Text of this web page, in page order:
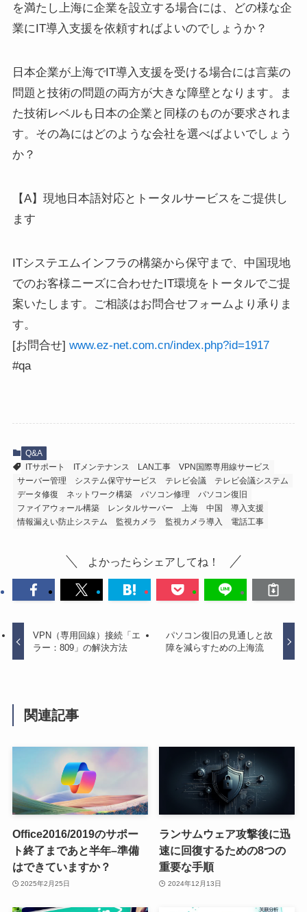
を満たし上海に企業を設立する場合には、どの様な企
業にIT導入支援を依頼すればよいのでしょうか？
日本企業が上海でIT導入支援を受ける場合には言葉の
問題と技術の問題の両方が大きな障壁となります。ま
た技術レベルも日本の企業と同様のものが要求されま
す。その為にはどのような会社を選べばよいでしょう
か？
【A】現地日本語対応とトータルサービスをご提供し
ます
ITシステエムインフラの構築から保守まで、中国現地
でのお客様ニーズに合わせたIT環境をトータルでご提
案いたします。ご相談はお問合せフォームより承りま
す。
[お問合せ] www.ez-net.com.cn/index.php?id=1917
#qa
Q&A
ITサポート
ITメンテナンス LAN工事
VPN国際専用線サービス
サーバー管理
システム保守サービス テレビ会議
テレビ会議システム
データ修復
ネットワーク構築 パソコン修理
パソコン復旧
ファイアウォール構築
レンタルサーバー 上海 中国
導入支援
情報漏えい防止システム
監視カメラ 監視カメラ導入 電話工事
よかったらシェアしてね！
VPN（専用回線）接続「エ
ラー：809」の解決方法
パソコン復旧の見通しと故
障を減らすための上海流
関連記事
Office2016/2019のサポー
ト終了まであと半年–準備
はできていますか？
2025年2月25日
ランサムウェア攻撃後に迅
速に回復するための8つの
重要な手順
2024年12月13日